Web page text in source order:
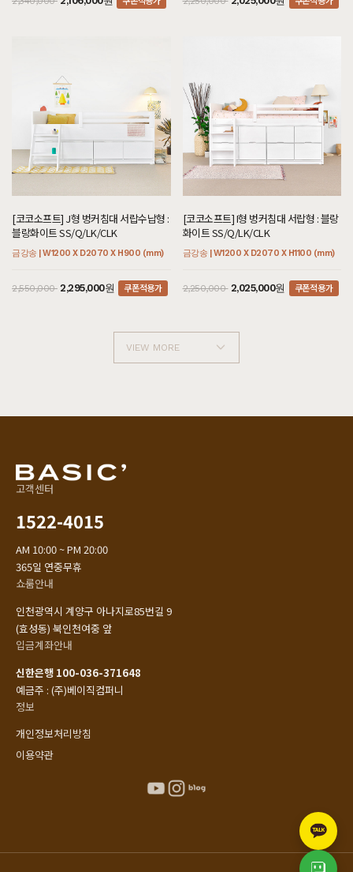
[코코소프트] J형 벙커침대 서랍수납형 :
블랑화이트 SS/Q/LK/CLK
금강송 | W1200 X D2070 X H900 (mm)
2,550,000 2,295,000원 쿠폰적용가
[코코소프트] I형 벙커침대 서랍형 : 블랑
화이트 SS/Q/LK/CLK
금강송 | W1200 X D2070 X H1100 (mm)
2,250,000 2,025,000원 쿠폰적용가
VIEW MORE
고객센터
1522-4015
AM 10:00 ~ PM 20:00
365일 연중무휴
쇼룸안내
인천광역시 계양구 아나지로85번길 9
(효성동) 북인천여중 앞
입금계좌안내
신한은행 100-036-371648
예금주 : (주)베이직컴퍼니
정보
개인정보처리방침
이용약관